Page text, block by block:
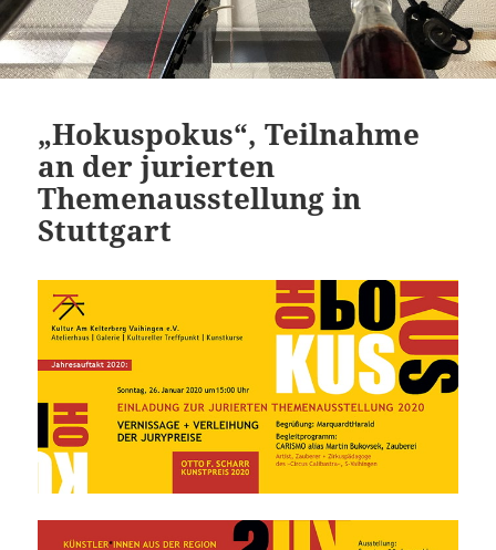
„Hokuspokus“, Teilnahme
an der jurierten
Themenausstellung in
Stuttgart